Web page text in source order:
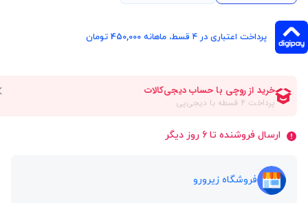
پرداخت اعتباری در ۴ قسط، ماهانه 450,000 تومان
ارسال فروشنده تا 6 روز دیگر
فروشگاه زیرورو